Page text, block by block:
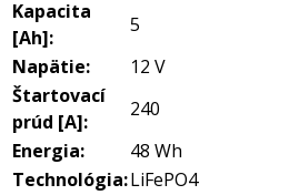
Kapacita
[Ah]:
5
Napätie:
12 V
Štartovací
prúd [A]:
240
Energia:
48 Wh
Technológia:LiFePO4